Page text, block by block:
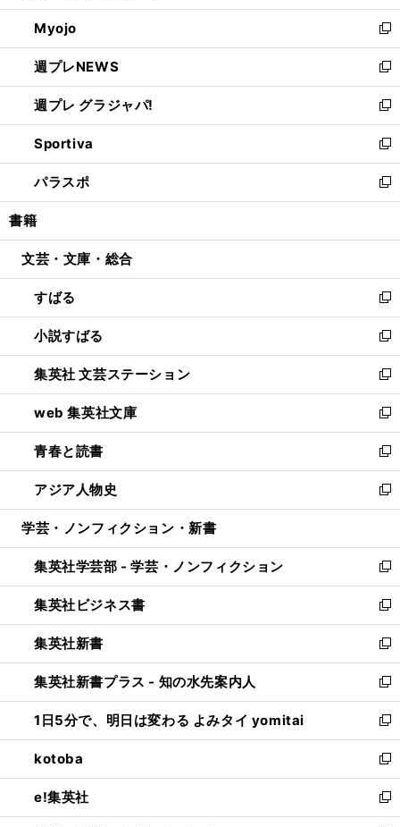
開
く
ウ
で
開
く
ン
ド
ウ
で
開
く
ウ
ィ
ン
ド
ウ
で
開
く
Myojo
新
し
い
ウ
ィ
ン
ド
ウ
で
開
週プレNEWS
新
し
い
ウ
ィ
ン
ド
ウ
開
週プレ グラジャパ!
新
し
い
ウ
ィ
ン
ウ
開
く
Sportiva
新
し
い
ウ
ン
ウ
で
開
く
パラスポ
新
し
ウ
ン
ド
ウ
で
開
く
書籍
文芸・文庫・総合
すばる
新
し
い
ウ
ィ
ン
ド
ウ
で
開
く
小説すばる
新
し
い
ウ
ィ
ン
ド
ウ
で
開
集英社 文芸ステーション
新
し
い
ウ
ィ
ン
ド
ウ
開
く
web 集英社文庫
新
し
い
ウ
ィ
ン
ウ
で
開
く
青春と読書
新
し
い
ウ
ン
ド
ウ
で
開
く
アジア人物史
新
し
ウ
ィ
ン
ド
ウ
で
開
く
学芸・ノンフィクション・新書
集英社学芸部 - 学芸・ノンフィクション
新
し
い
ウ
ィ
ン
ド
ウ
で
開
く
集英社ビジネス書
新
し
い
ウ
ィ
ン
ド
ウ
で
開
く
集英社新書
新
し
い
ウ
ィ
ン
ド
ウ
で
開
集英社新書プラス - 知の水先案内人
新
し
い
ウ
ィ
ン
ド
ウ
1日5分で、明日は変わる よみタイ yomitai
新
し
い
ウ
ィ
ン
kotoba
新
し
い
ウ
e!集英社
新
し